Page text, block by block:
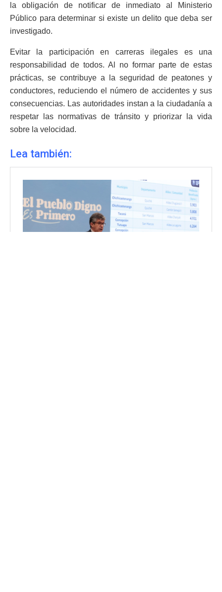
la obligación de notificar de inmediato al Ministerio
Público para determinar si existe un delito que deba ser
investigado.
Evitar la participación en carreras ilegales es una
responsabilidad de todos. Al no formar parte de estas
prácticas, se contribuye a la seguridad de peatones y
conductores, reduciendo el número de accidentes y sus
consecuencias. Las autoridades instan a la ciudadanía a
respetar las normativas de tránsito y priorizar la vida
sobre la velocidad.
Lea también: